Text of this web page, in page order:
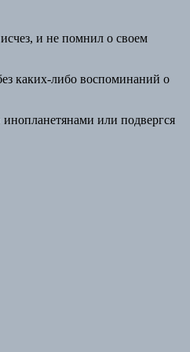
и не помнил о своем
каких-либо воспоминаний о
или подвергся